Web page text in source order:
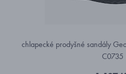
chlapecké prodyšné sandály
C0735